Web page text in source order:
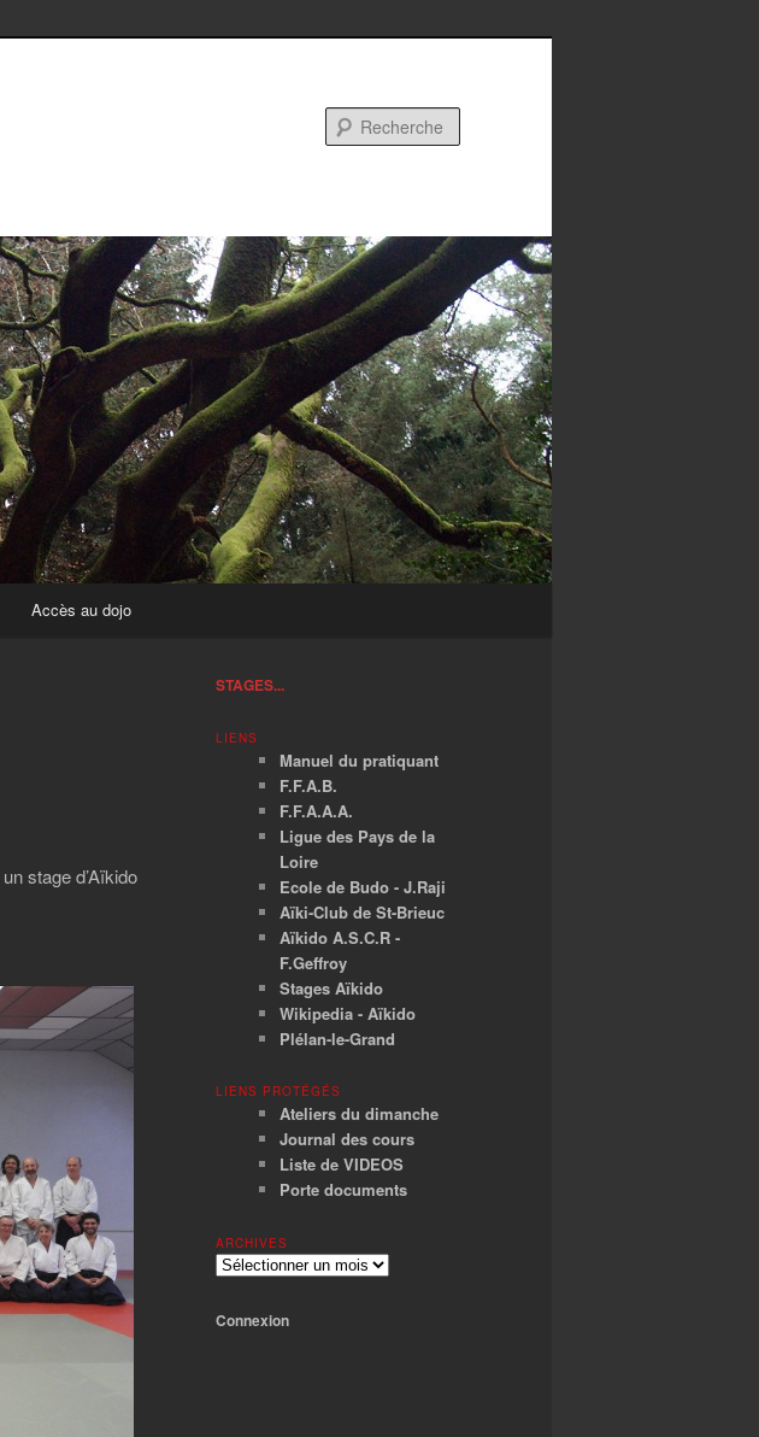
Accès au dojo
un stage d’Aïkido
STAGES...
LIENS
Manuel du pratiquant
F.F.A.B.
F.F.A.A.A.
Ligue des Pays de la
Loire
Ecole de Budo - J.Raji
Aïki-Club de St-Brieuc
Aïkido A.S.C.R -
F.Geffroy
Stages Aïkido
Wikipedia - Aïkido
Plélan-le-Grand
LIENS PROTÉGÉS
Ateliers du dimanche
Journal des cours
Liste de VIDEOS
Porte documents
ARCHIVES
Archives
Connexion